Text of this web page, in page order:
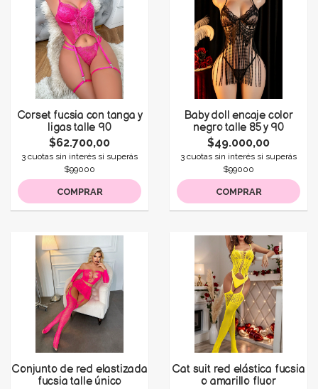
Corset fucsia con tanga y
ligas talle 90
$62.700,00
3 cuotas sin interés si superás
$99000
COMPRAR
Baby doll encaje color
negro talle 85 y 90
$49.000,00
3 cuotas sin interés si superás
$99000
COMPRAR
Conjunto de red elastizada
fucsia talle único
Cat suit red elástica fucsia
o amarillo fluor